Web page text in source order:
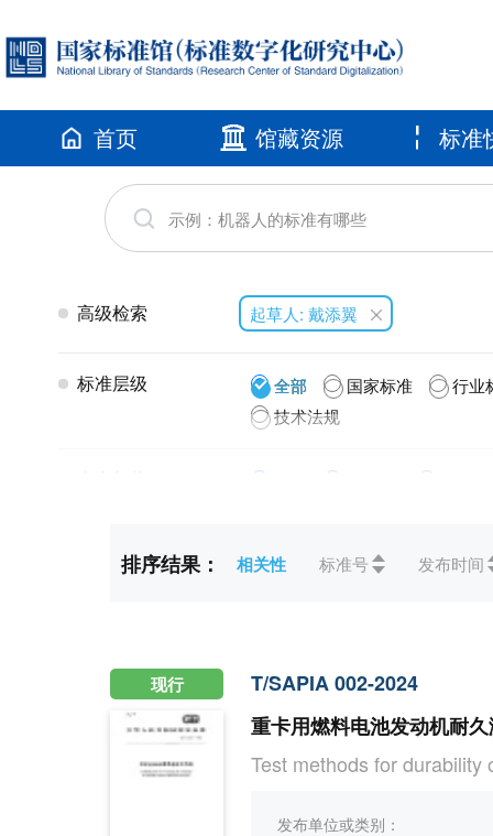
首页 馆藏资源 标准
高级检索 起草人: 戴添翼
标准层级 全部 国家标准
行业
技术法规
发布年代
CCS 全部 C医药、卫生、劳
排序结果： 相关性 标准号 发布时间
现行
T/SAPIA 002-2024
重卡用燃料电池发动机耐
Test methods for
发布单位或类别：